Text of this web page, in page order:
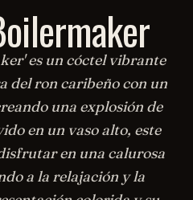
es un cóctel vibrante
del ron caribeño con un
una explosión de
en un vaso alto, este
en una calurosa
a la relajación y la